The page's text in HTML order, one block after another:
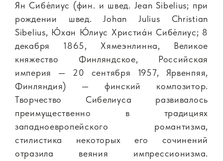
Ян Сибе́лиус (фин. и швед. Jean Sibelius; при
рождении швед. Johan Julius Christian
Sibelius, Ю́хан Ю́лиус Христиа́н Сибе́лиус; 8
декабря 1865, Хямеэнлинна, Великое
княжество Финляндское, Российская
империя — 20 сентября 1957, Ярвенпяя,
Финляндия) — финский композитор.
Творчество Сибелиуса развивалось
преимущественно в традициях
западноевропейского романтизма,
стилистика некоторых его сочинений
отразила веяния импрессионизма.